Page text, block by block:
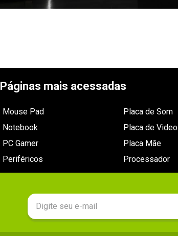
Páginas mais acessadas
Mouse Pad
Notebook
PC Gamer
Periféricos
Placa de Som
Placa de Video
Placa Mãe
Processador